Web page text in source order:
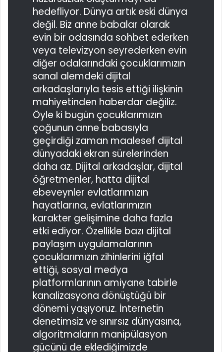
hedefliyor. Dünya artık eski dünya
değil. Biz anne babalar olarak
evin bir odasında sohbet ederken
veya televizyon seyrederken evin
diğer odalarındaki çocuklarımızın
sanal alemdeki dijital
arkadaşlarıyla tesis ettiği ilişkinin
mahiyetinden haberdar değiliz.
Öyle ki bugün çocuklarımızın
çoğunun anne babasıyla
geçirdiği zaman maalesef dijital
dünyadaki ekran sürelerinden
daha az. Dijital arkadaşlar, dijital
öğretmenler, hatta dijital
ebeveynler evlatlarımızın
hayatlarına, evlatlarımızın
karakter gelişimine daha fazla
etki ediyor. Özellikle bazı dijital
paylaşım uygulamalarının
çocuklarımızın zihinlerini iğfal
ettiği, sosyal medya
platformlarının amiyane tabirle
kanalizasyona dönüştüğü bir
dönemi yaşıyoruz. İnternetin
denetimsiz ve sınırsız dünyasına,
algoritmaların manipülasyon
gücünü de eklediğimizde